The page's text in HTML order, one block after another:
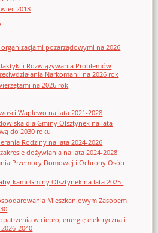
2018
organizacjami pozarządowymi na 2026
i Rozwiązywania Problemów
Narkomanii na 2026 rok
na 2026 rok
Waplewo na lata 2021-2028
dla Gminy Olsztynek na lata
do 2030 roku
Rodziny na lata 2024-2026
dożywiania na lata 2024-2028
Przemocy Domowej i Ochrony Osób
Gminy Olsztynek na lata 2025-
Mieszkaniowym Zasobem
w ciepło, energię elektryczna i
2040